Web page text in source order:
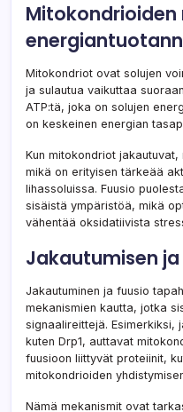
Mitokondrioiden
Mitokondriot ovat solujen
ja sulautua vaikuttaa
ATP:tä, joka on solujen
on keskeinen energian
Kun mitokondriot
mikä on erityisen tärkeää
lihassoluissa. Fuusio
sisäistä ympäristöä, mikä
vähentää oksidatiivista
Jakautumisen
Jakautuminen ja fuusio
mekanismien kautta, jotka
signaalireittejä. Esimerkiksi,
kuten Drp1, auttavat
fuusioon liittyvät proteiinit,
mitokondrioiden
Nämä mekanismit ovat